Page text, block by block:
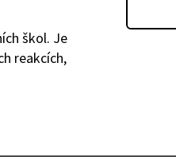
škol. Je
reakcích,